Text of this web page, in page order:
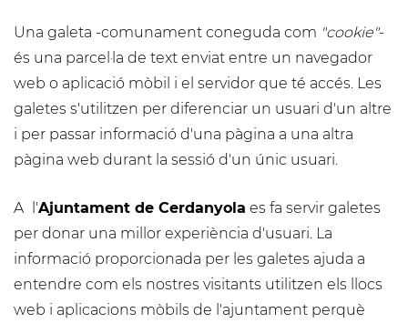
Una galeta -comunament coneguda com "cookie"-
és una parcel·la de text enviat entre un navegador
web o aplicació mòbil i el servidor que té accés. Les
galetes s'utilitzen per diferenciar un usuari d'un altre
i per passar informació d'una pàgina a una altra
pàgina web durant la sessió d'un únic usuari.
A l'Ajuntament de Cerdanyola es fa servir galetes
per donar una millor experiència d'usuari. La
informació proporcionada per les galetes ajuda a
entendre com els nostres visitants utilitzen els llocs
web i aplicacions mòbils de l'ajuntament perquè